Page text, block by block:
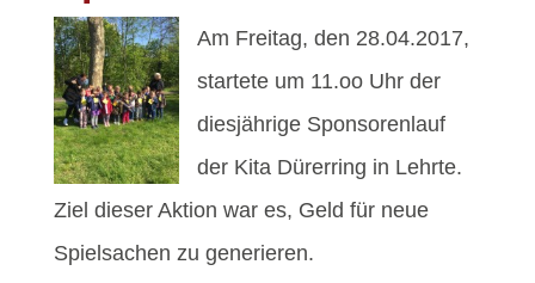
Am Freitag, den 28.04.2017,
startete um 11.oo Uhr der
diesjährige Sponsorenlauf
der Kita Dürerring in Lehrte.
Ziel dieser Aktion war es, Geld für neue
Spielsachen zu generieren.